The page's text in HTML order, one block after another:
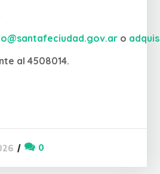
o
al 4508014.
0